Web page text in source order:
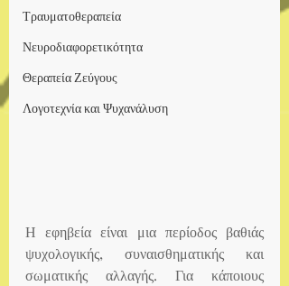
Τραυματοθεραπεία
Νευροδιαφορετικότητα
Θεραπεία Ζεύγους
Λογοτεχνία και Ψυχανάλυση
Η εφηβεία είναι μια περίοδος βαθιάς
ψυχολογικής, συναισθηματικής και
σωματικής αλλαγής. Για κάποιους